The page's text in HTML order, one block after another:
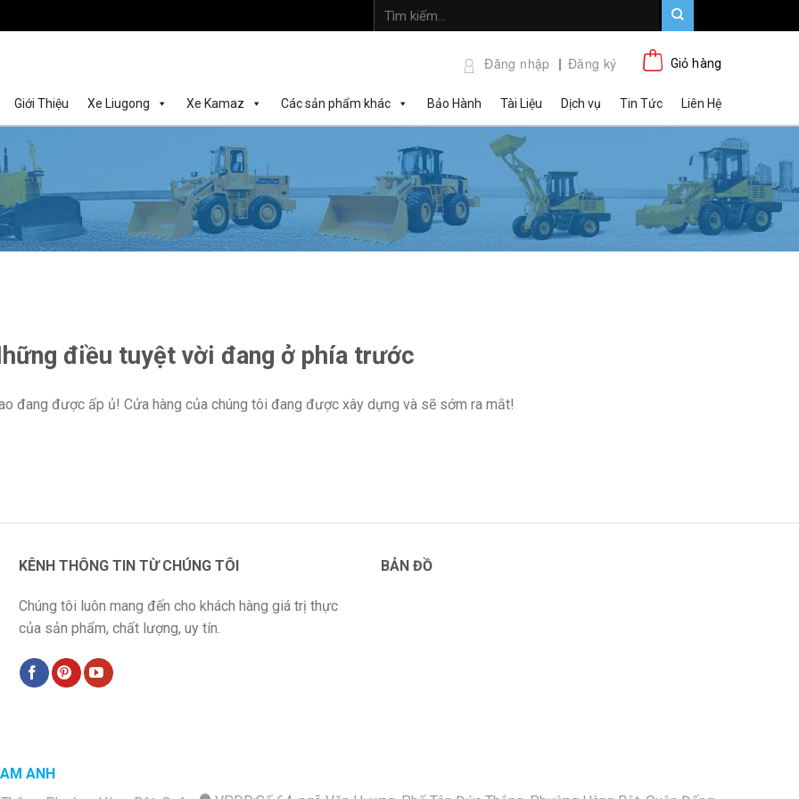
kiếm:
Đăng nhập Đăng ký Giỏ hàng
Giới Thiệu Xe Liugong Xe Kamaz Các sản phẩm khác Bảo Hành Tài Liệu Dịch vụ Tin Tức Liên Hệ
điều tuyệt vời đang ở phía trước
đang được ấp ủ! Cửa hàng của chúng tôi đang được xây dựng và sẽ sớm ra mắt!
KÊNH THÔNG TIN TỪ CHÚNG TÔI
Chúng tôi luôn mang đến cho khách hàng giá trị thực
của sản phẩm, chất lượng, uy tín.
BẢN ĐỒ
ANH